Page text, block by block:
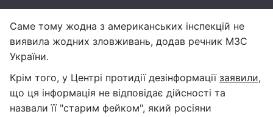
Саме тому жодна з американських інспекцій не
виявила жодних зловживань, додав речник МЗС
України.
Крім того, у Центрі протидії дезінформації заявили,
що ця інформація не відповідає дійсності та
назвали її "старим фейком", який росіяни